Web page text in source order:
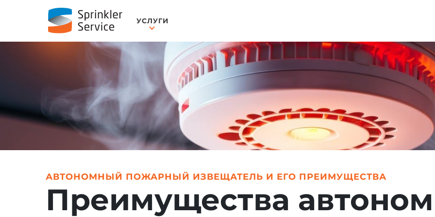
УСЛУГИ
АВТОНОМНЫЙ ПОЖАРНЫЙ ИЗВЕЩАТЕЛЬ И ЕГО ПРЕИМУЩЕСТВА
Преимущества